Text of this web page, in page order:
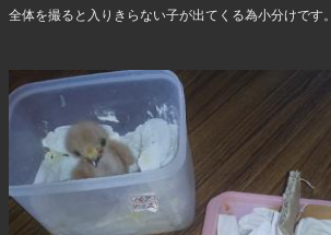
全体を撮ると入りきらない子が出てくる為小分けです。